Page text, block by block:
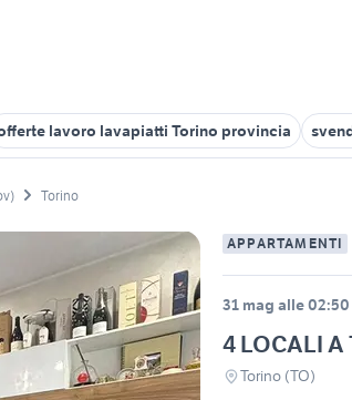
lavoro lavapiatti Torino provincia
Torino
APPARTAMENTI
31 mag alle 02:50
4 LOCALI A
Torino (TO)